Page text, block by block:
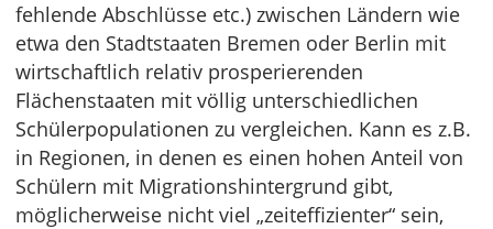
fehlende Abschlüsse etc.) zwischen Ländern wie
etwa den Stadtstaaten Bremen oder Berlin mit
wirtschaftlich relativ prosperierenden
Flächenstaaten mit völlig unterschiedlichen
Schülerpopulationen zu vergleichen. Kann es z.B.
in Regionen, in denen es einen hohen Anteil von
Schülern mit Migrationshintergrund gibt,
möglicherweise nicht viel „zeiteffizienter“ sein,